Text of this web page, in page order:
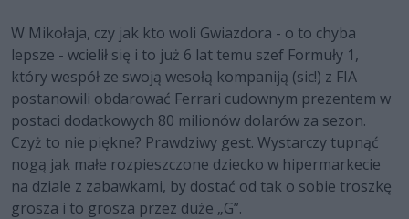
W Mikołaja, czy jak kto woli Gwiazdora - o to chyba
lepsze - wcielił się i to już 6 lat temu szef Formuły 1,
który wespół ze swoją wesołą kompaniją (sic!) z FIA
postanowili obdarować Ferrari cudownym prezentem w
postaci dodatkowych 80 milionów dolarów za sezon.
Czyż to nie piękne? Prawdziwy gest. Wystarczy tupnąć
nogą jak małe rozpieszczone dziecko w hipermarkecie
na dziale z zabawkami, by dostać od tak o sobie troszkę
grosza i to grosza przez duże „G”.